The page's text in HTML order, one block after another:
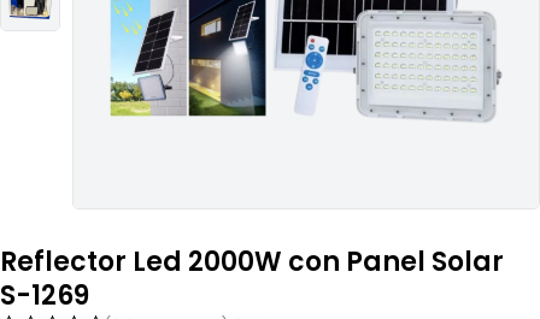
Reflector Led 2000W con Panel Solar
S-1269